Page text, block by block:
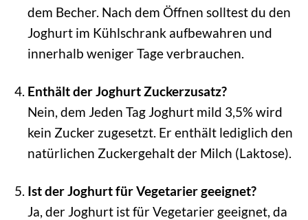
dem Becher. Nach dem Öffnen solltest du den
Joghurt im Kühlschrank aufbewahren und
innerhalb weniger Tage verbrauchen.
Enthält der Joghurt Zuckerzusatz?
Nein, dem Jeden Tag Joghurt mild 3,5% wird
kein Zucker zugesetzt. Er enthält lediglich den
natürlichen Zuckergehalt der Milch (Laktose).
Ist der Joghurt für Vegetarier geeignet?
Ja, der Joghurt ist für Vegetarier geeignet, da